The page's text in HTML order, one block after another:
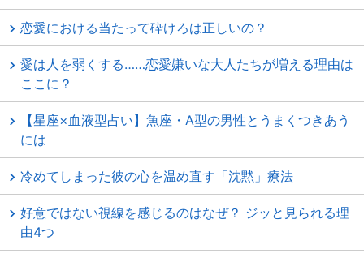
恋愛における当たって砕けろは正しいの？
愛は人を弱くする……恋愛嫌いな大人たちが増える理由は
ここに？
【星座×血液型占い】魚座・A型の男性とうまくつきあう
には
冷めてしまった彼の心を温め直す「沈黙」療法
好意ではない視線を感じるのはなぜ？ ジッと見られる理
由4つ